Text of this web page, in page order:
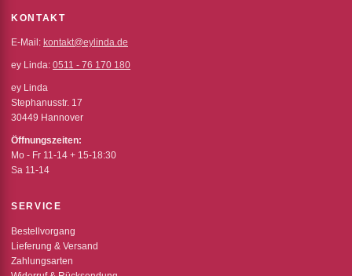
KONTAKT
E-Mail: kontakt@eylinda.de
ey Linda: 0511 - 76 170 180
ey Linda
Stephanusstr. 17
30449 Hannover
Öffnungszeiten:
Mo - Fr 11-14 + 15-18:30
Sa 11-14
SERVICE
Bestellvorgang
Lieferung & Versand
Zahlungsarten